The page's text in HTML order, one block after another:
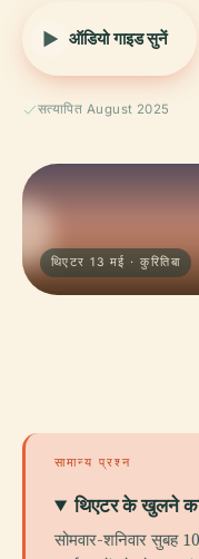
ऑडियो गाइड सुनें
सत्यापित August 2025
थिएटर 13 मई · कुरितिबा
सामान्य प्रश्न
थिएटर के खुलने
सोमवार-शनिवार सुबह